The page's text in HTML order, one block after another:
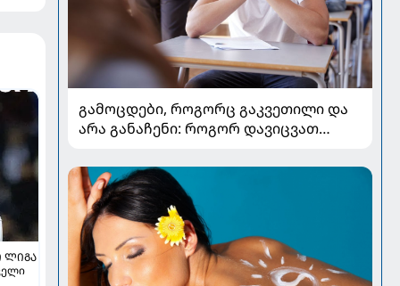
ᲚᲘᲒᲐ
გამოცდები, როგორც გაკვეთილი და
არა განაჩენი: როგორ დავიცვათ
მომავალი